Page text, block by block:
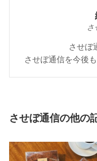
さ
させぼ
させぼ通信を今後
させぼ通信の他の